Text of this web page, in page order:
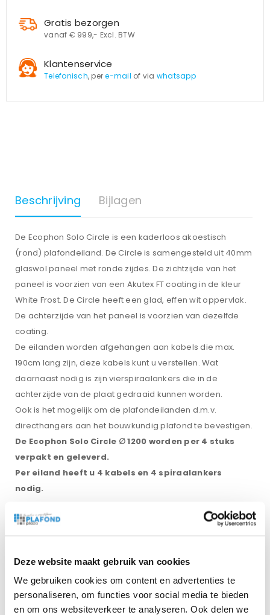
Deze website maakt gebruik van cookies
We gebruiken cookies om content en advertenties te
personaliseren, om functies voor social media te bieden
en om ons websiteverkeer te analyseren. Ook delen we
Gratis bezorgen
vanaf € 999,- Excl. BTW
Klantenservice
Telefonisch, pere-mail of via whatsapp
Beschrijving Bijlagen
De Ecophon Solo Circle is een kaderloos akoestisch
(rond) plafondeiland. De Circle is samengesteld uit 40mm
glaswol paneel met ronde zijdes. De zichtzijde van het
paneel is voorzien van een Akutex FT coating in de kleur
White Frost. De Circle heeft een glad, effen wit oppervlak.
De achterzijde van het paneel is voorzien van dezelfde
coating.
De eilanden worden afgehangen aan kabels die max.
190cm lang zijn, deze kabels kunt u verstellen. Wat
daarnaast nodig is zijn vierspiraalankers die in de
achterzijde van de plaat gedraaid kunnen worden.
Ook is het mogelijk om de plafondeilanden d.m.v.
directhangers aan het bouwkundig plafond te bevestigen.
De Ecophon Solo Circle ∅ 1200 worden per 4 stuks
verpakt en geleverd.
Per eiland heeft u 4 kabels en 4 spiraalankers
nodig.
White Frost
prijs per stuk
€119